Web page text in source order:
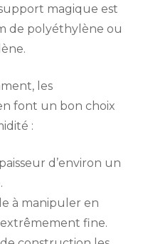
magique est
de polyéthylène ou
les
font un bon choix
:
d’environ un
à manipuler en
extrêmement fine.